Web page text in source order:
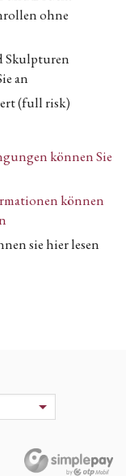
ohne
Skulpturen
an
(full risk)
können Sie
können
sie hier lesen